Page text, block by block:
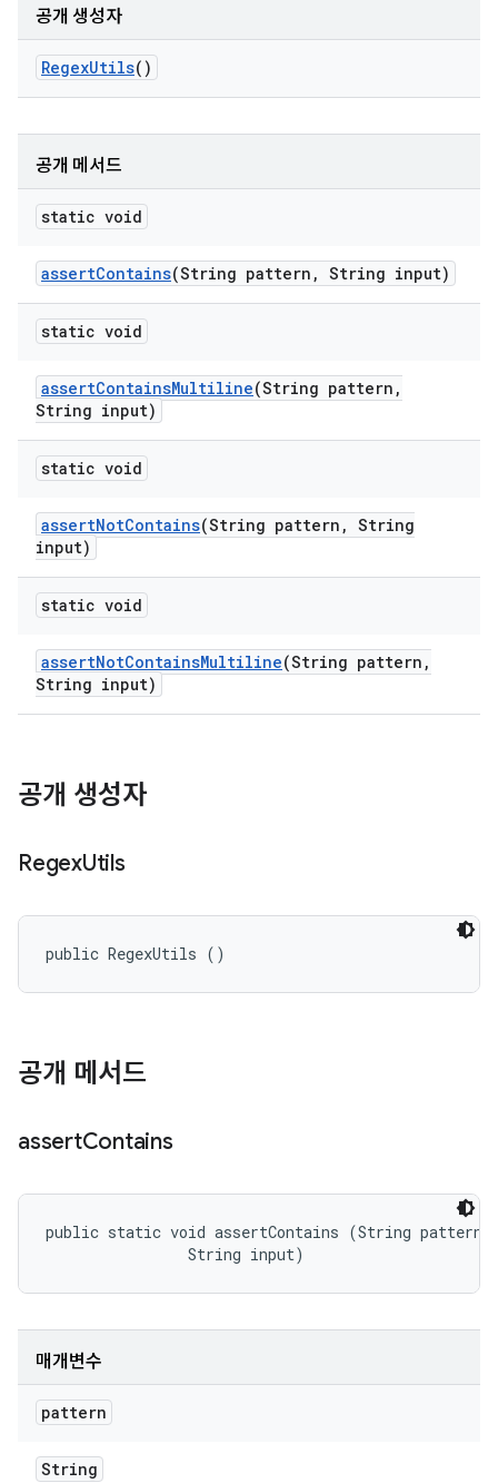
공개 생성자
RegexUtils()
공개 메서드
static void
assertContains(String pattern , String input)
static void
assertContainsMultiline(String pattern ,
String input)
static void
assertNotContains(String pattern , String
input)
static void
assertNotContainsMultiline(String pattern ,
String input)
공개 생성자
RegexUtils
public RegexUtils ()
공개 메서드
assertContains
public static void assertContains (String
                String input)
매개변수
pattern
String